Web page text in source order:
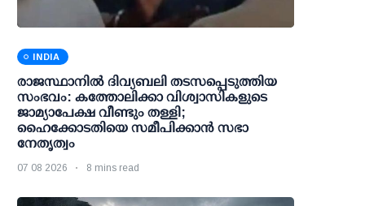
INDIA
രാജസ്ഥാനിൽ ദിവ്യബലി തടസപ്പെടുത്തിയ
സംഭവം: കത്തോലിക്കാ വിശ്വാസികളുടെ
ജാമ്യാപേക്ഷ വീണ്ടും തള്ളി;
ഹൈക്കോടതിയെ സമീപിക്കാൻ സഭാ
നേതൃത്വം
07 08 2026 8 mins read